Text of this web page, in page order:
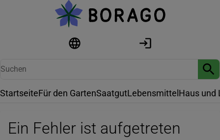
StartseiteFür den GartenSaatgutLebensmittel Haus und
Ein Fehler ist aufgetreten